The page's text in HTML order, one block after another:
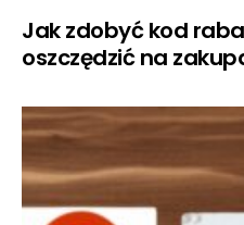
Jak zdobyć kod
oszczędzić na